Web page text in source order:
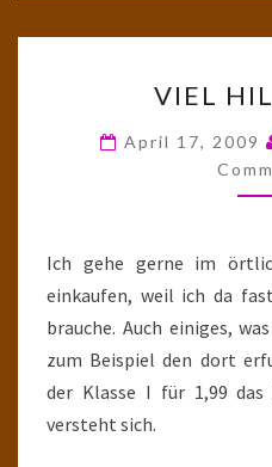
VIEL
April 17, 2009
Ich gehe gerne im
einkaufen, weil ich da
brauche. Auch einiges,
zum Beispiel den dort
der Klasse I für 1,99 das
versteht sich.